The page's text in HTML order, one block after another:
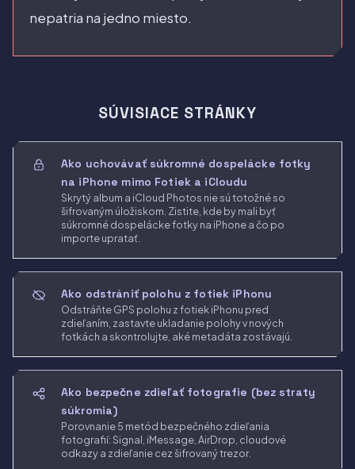
nepatria na jedno miesto.
SÚVISIACE STRÁNKY
Ako uchovávať súkromné dospelácke fotky
na iPhone mimo Fotiek a iCloudu
Skrytý album a iCloud Photos nie sú totožné so
šifrovaným úložiskom. Zistite, kde by mali byť
súkromné dospelácke fotky na iPhone a čo po
importe upratať.
Ako odstrániť polohu z fotiek iPhonu
Odstráňte GPS polohu z fotiek iPhonu pred
zdieľaním, zastavte ukladanie polohy v nových
fotkách a skontrolujte, aké metadáta zostávajú.
Ako bezpečne zdieľať fotografie (bez straty
súkromia)
Porovnanie 5 metód bezpečného zdieľania
fotografií: Signal, iMessage, AirDrop, cloudové
odkazy a zdieľanie cez šifrovaný trezor.